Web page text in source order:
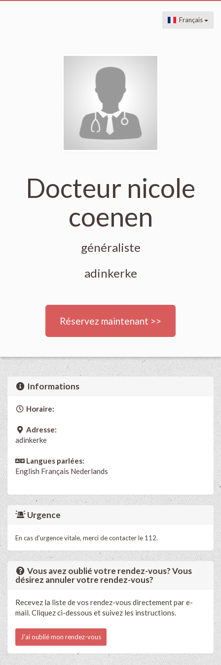
Français
Docteur nicole
coenen
généraliste
adinkerke
Réservez maintenant >>
Informations
Horaire:
Adresse:
adinkerke
Langues parlées:
English Français Nederlands
Urgence
En cas d'urgence vitale, merci de contacter le 112.
Vous avez oublié votre rendez-vous? Vous
désirez annuler votre rendez-vous?
Recevez la liste de vos rendez-vous directement par e-
mail. Cliquez ci-dessous et suivez les instructions.
J'ai oublié mon rendez-vous